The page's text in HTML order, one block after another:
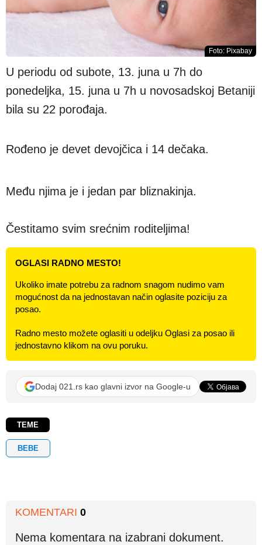
Foto: Pixabay
U periodu od subote, 13. juna u 7h do
ponedeljka, 15. juna u 7h u novosadskoj Betaniji
bila su 22 porođaja.
Rođeno je devet devojčica i 14 dečaka.
Među njima je i jedan par bliznakinja.
Čestitamo svim srećnim roditeljima!
OGLASI RADNO MESTO!
Ukoliko imate potrebu za radnom snagom nudimo vam
mogućnost da na jednostavan način oglasite poziciju za
posao.
Radno mesto možete oglasiti u odeljku Oglasi za posao ili
jednostavno klikom na ovu poruku.
Dodaj 021.rs kao glavni izvor na Google-u
TEME
BEBE
KOMENTARI 0
Nema komentara na izabrani dokument.